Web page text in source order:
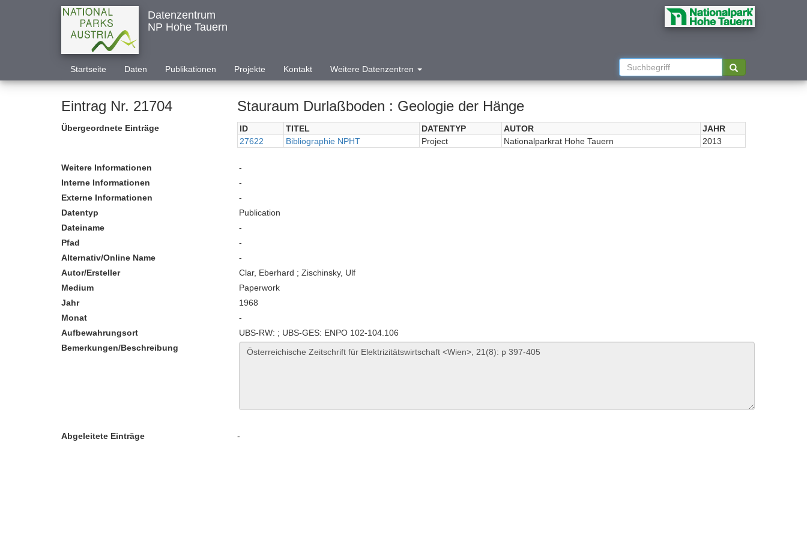
Datenzentrum
NP Hohe Tauern
Startseite Daten Publikationen Projekte Kontakt Weitere Datenzentren
Eintrag Nr. 21704 Stauraum Durlaßboden : Geologie der Hänge
Übergeordnete Einträge ID TITEL DATENTYP AUTOR
JAHR
27622
Bibliographie NPHT Project Nationalparkrat Hohe Tauern 2013
Weitere Informationen
-
Interne Informationen
-
Externe Informationen
-
Datentyp
Publication
Dateiname
-
Pfad
-
Alternativ/Online Name
-
Autor/Ersteller
Clar, Eberhard ; Zischinsky, Ulf
Medium
Paperwork
Jahr
1968
Monat
-
Aufbewahrungsort
UBS-RW: ; UBS-GES: ENPO 102-104.106
Bemerkungen/Beschreibung
Abgeleitete Einträge -